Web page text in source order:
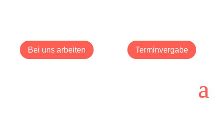
Bei uns arbeiten Terminvergabe